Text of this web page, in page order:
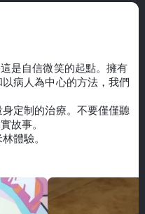
是自信微笑的起點。擁有
病人為中心的方法，我們
定制的治療。不要僅僅聽
故事。
體驗。